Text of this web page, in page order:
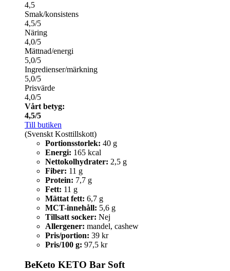
4,5
Smak/konsistens
4,5/5
Näring
4,0/5
Mättnad/energi
5,0/5
Ingredienser/märkning
5,0/5
Prisvärde
4,0/5
Vårt betyg:
4,5/5
Till butiken
(Svenskt Kosttillskott)
Portionsstorlek: 40 g
Energi: 165 kcal
Nettokolhydrater: 2,5 g
Fiber: 11 g
Protein: 7,7 g
Fett: 11 g
Mättat fett: 6,7 g
MCT-innehåll: 5,6 g
Tillsatt socker: Nej
Allergener: mandel, cashew
Pris/portion: 39 kr
Pris/100 g: 97,5 kr
BeKeto KETO Bar Soft